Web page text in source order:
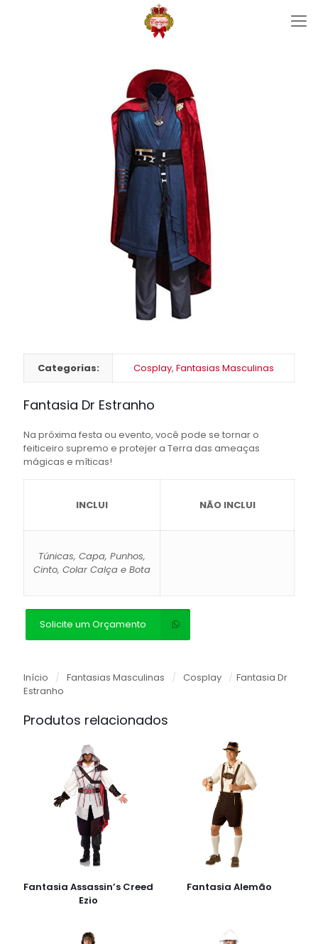
Categorias: Cosplay, Fantasias Masculinas
Fantasia Dr Estranho
Na próxima festa ou evento, você pode se tornar o
feiticeiro supremo e protejer a Terra das ameaças
mágicas e míticas!
INCLUI NÃO INCLUI
Túnicas, Capa, Punhos,
Cinto, Colar Calça e Bota
Solicite um Orçamento
Início / Fantasias Masculinas / Cosplay / Fantasia Dr
Estranho
Produtos relacionados
Fantasia Assassin’s Creed
Ezio
Fantasia Alemão